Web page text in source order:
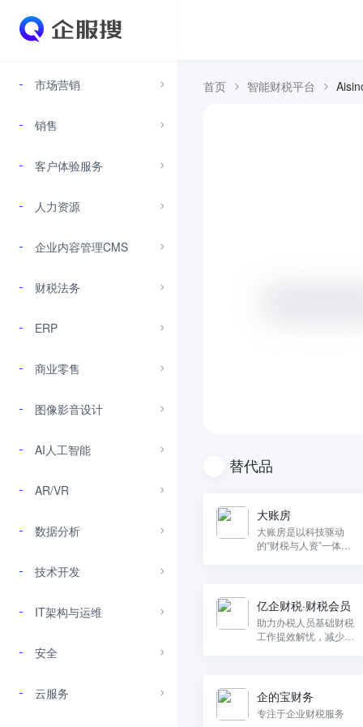
市场营销
销售
客户体验服务
人力资源
企业内容管理CMS
财税法务
ERP
商业零售
图像影音设计
AI人工智能
AR/VR
数据分析
技术开发
IT架构与运维
安全
云服务
首页 智能财税平台
替代品
大账房
大账房是以科技驱动
的“财税与人资”一体化
亿企财税·财税会员
助力办税人员基础财税
工作提效解忧，减少手
企的宝财务
专注于企业财税服务